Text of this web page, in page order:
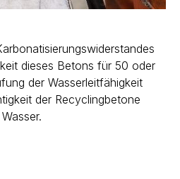
dieses Betons für 50 oder
der Wasserleitfähigkeit
der Recyclingbetone